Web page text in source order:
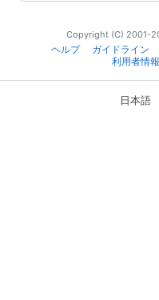
Copyright (C) 2001-
ヘルプ
ガイドライン
利用者情
日本語